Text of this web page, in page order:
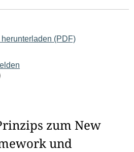
(PDF)
zum New
und